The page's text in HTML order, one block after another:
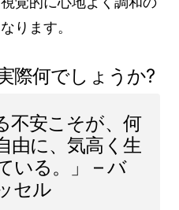
ります。
際何でしょうか?
不安こそが、何
由に、気高く生
いる。」 – バ
セル